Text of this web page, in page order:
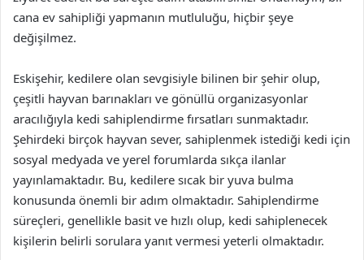
cana ev sahipliği yapmanın mutluluğu, hiçbir şeye
değişilmez.
Eskişehir, kedilere olan sevgisiyle bilinen bir şehir olup,
çeşitli hayvan barınakları ve gönüllü organizasyonlar
aracılığıyla kedi sahiplendirme fırsatları sunmaktadır.
Şehirdeki birçok hayvan sever, sahiplenmek istediği kedi için
sosyal medyada ve yerel forumlarda sıkça ilanlar
yayınlamaktadır. Bu, kedilere sıcak bir yuva bulma
konusunda önemli bir adım olmaktadır. Sahiplendirme
süreçleri, genellikle basit ve hızlı olup, kedi sahiplenecek
kişilerin belirli sorulara yanıt vermesi yeterli olmaktadır.